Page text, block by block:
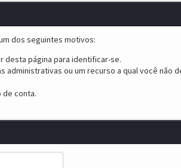
dos seguintes motivos:
desta página para identificar-se.
ou um recurso a qual você não
de conta.